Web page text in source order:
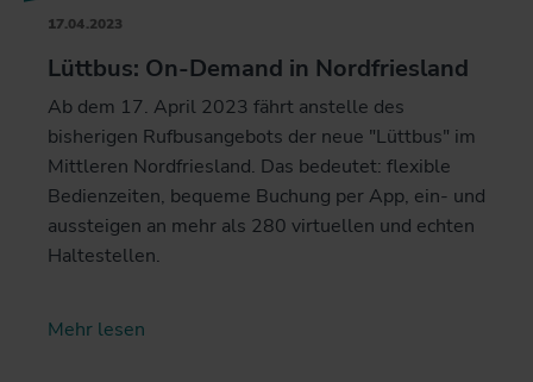
17.04.2023
Lüttbus: On-Demand in Nordfriesland
Ab dem 17. April 2023 fährt anstelle des
bisherigen Rufbusangebots der neue "Lüttbus" im
Mittleren Nordfriesland. Das bedeutet: flexible
Bedienzeiten, bequeme Buchung per App, ein- und
aussteigen an mehr als 280 virtuellen und echten
Haltestellen.
Mehr lesen